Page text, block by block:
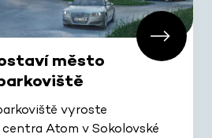
město
vyroste
Atom v Sokolovské